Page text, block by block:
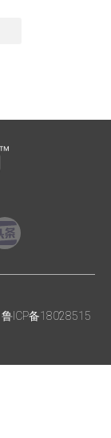
鲁ICP备18028515